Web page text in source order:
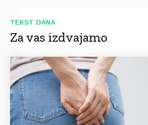
TEKST DANA
Za vas izdvajamo